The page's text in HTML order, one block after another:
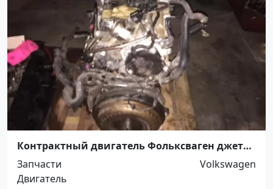
Контрактный двигатель Фольксваген джетта
1.8 Краснодар
Запчасти
Volkswagen
Двигатель